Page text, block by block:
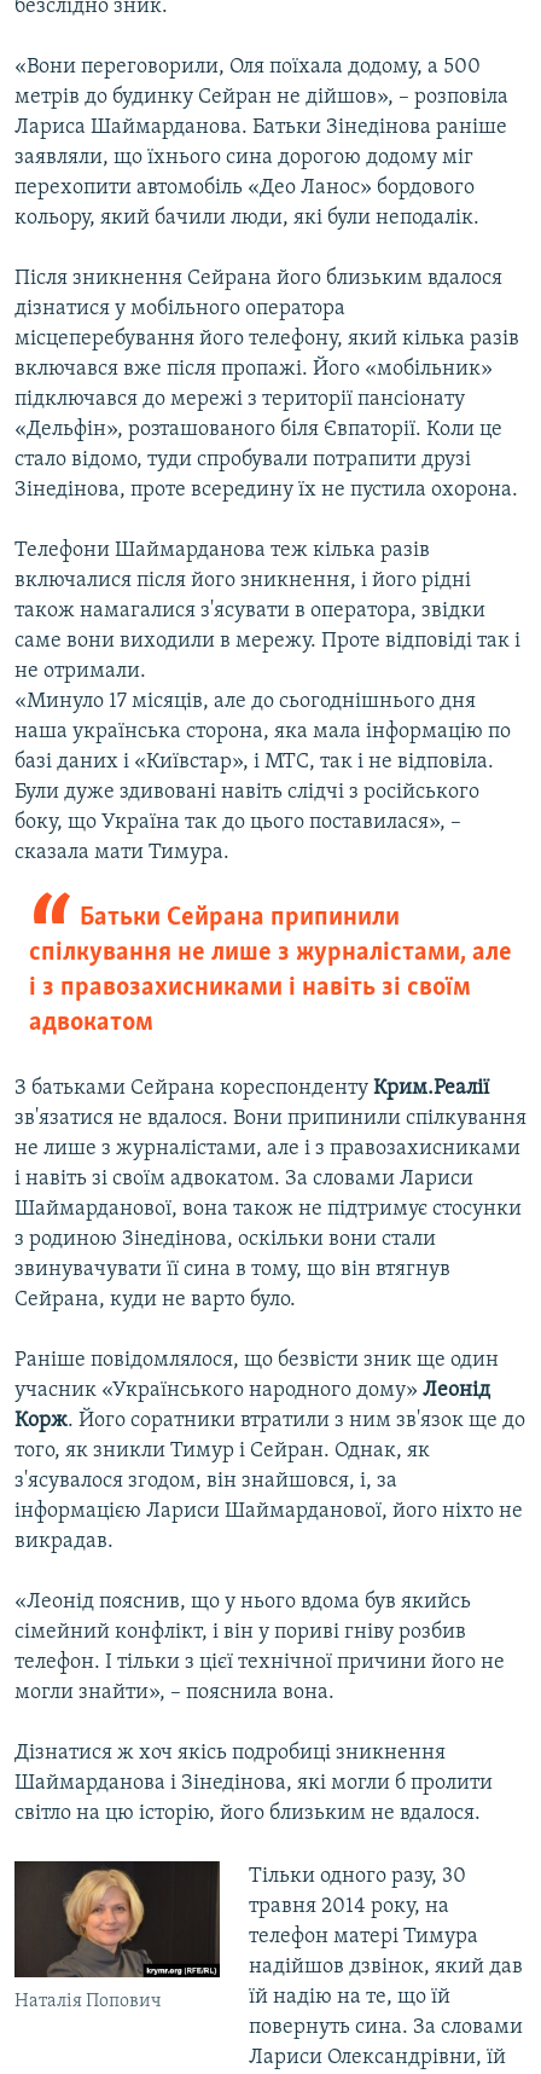
безслідно зник.
«Вони переговорили, Оля поїхала додому, а 500
метрів до будинку Сейран не дійшов», – розповіла
Лариса Шаймарданова. Батьки Зінедінова раніше
заявляли, що їхнього сина дорогою додому міг
перехопити автомобіль «Део Ланос» бордового
кольору, який бачили люди, які були неподалік.
Після зникнення Сейрана його близьким вдалося
дізнатися у мобільного оператора
місцеперебування його телефону, який кілька разів
включався вже після пропажі. Його «мобільник»
підключався до мережі з території пансіонату
«Дельфін», розташованого біля Євпаторії. Коли це
стало відомо, туди спробували потрапити друзі
Зінедінова, проте всередину їх не пустила охорона.
Телефони Шаймарданова теж кілька разів
включалися після його зникнення, і його рідні
також намагалися з'ясувати в оператора, звідки
саме вони виходили в мережу. Проте відповіді так і
не отримали.
«Минуло 17 місяців, але до сьогоднішнього дня
наша українська сторона, яка мала інформацію по
базі даних і «Київстар», і МТС, так і не відповіла.
Були дуже здивовані навіть слідчі з російського
боку, що Україна так до цього поставилася», –
сказала мати Тимура.
Батьки Сейрана припинили
спілкування не лише з журналістами, але
і з правозахисниками і навіть зі своїм
адвокатом
З батьками Сейрана кореспонденту Крим.Реалії
зв'язатися не вдалося. Вони припинили спілкування
не лише з журналістами, але і з правозахисниками
і навіть зі своїм адвокатом. За словами Лариси
Шаймарданової, вона також не підтримує стосунки
з родиною Зінедінова, оскільки вони стали
звинувачувати її сина в тому, що він втягнув
Сейрана, куди не варто було.
Раніше повідомлялося, що безвісти зник ще один
учасник «Українського народного дому» Леонід
Корж. Його соратники втратили з ним зв'язок ще до
того, як зникли Тимур і Сейран. Однак, як
з'ясувалося згодом, він знайшовся, і, за
інформацією Лариси Шаймарданової, його ніхто не
викрадав.
«Леонід пояснив, що у нього вдома був якийсь
сімейний конфлікт, і він у пориві гніву розбив
телефон. І тільки з цієї технічної причини його не
могли знайти», – пояснила вона.
Дізнатися ж хоч якісь подробиці зникнення
Шаймарданова і Зінедінова, які могли б пролити
світло на цю історію, його близьким не вдалося.
Наталія Попович
Тільки одного разу, 30
травня 2014 року, на
телефон матері Тимура
надійшов дзвінок, який дав
їй надію на те, що їй
повернуть сина. За словами
Лариси Олександрівни, їй